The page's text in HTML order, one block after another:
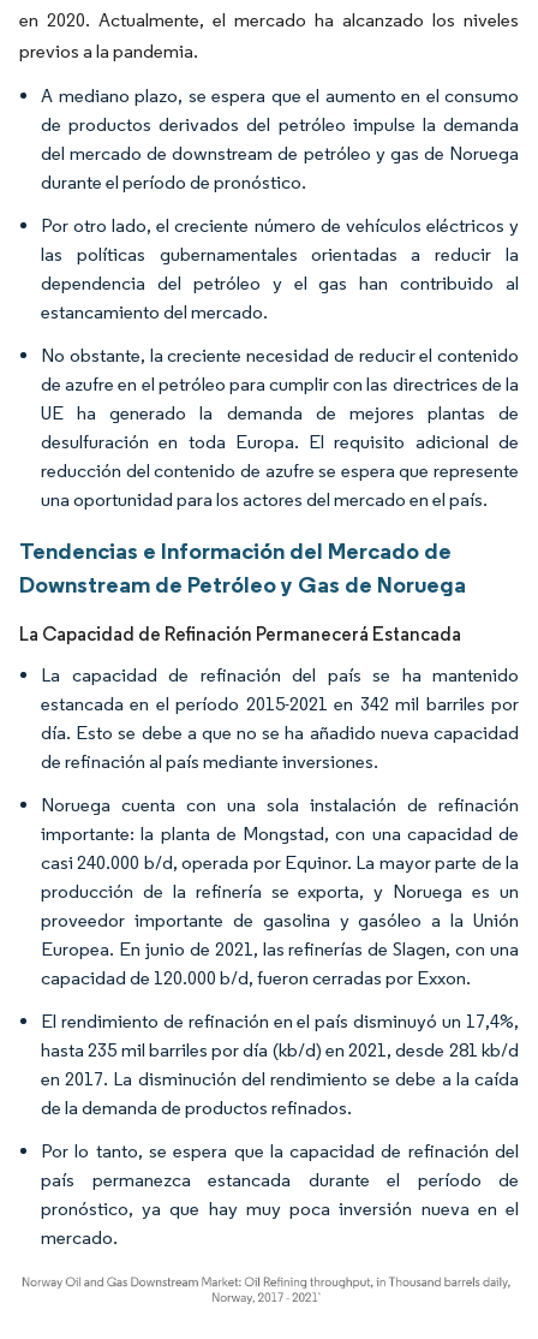
en 2020. Actualmente, el mercado ha alcanzado los niveles
previos a la pandemia.
A mediano plazo, se espera que el aumento en el consumo
de productos derivados del petróleo impulse la demanda
del mercado de downstream de petróleo y gas de Noruega
durante el período de pronóstico.
Por otro lado, el creciente número de vehículos eléctricos y
las políticas gubernamentales orientadas a reducir la
dependencia del petróleo y el gas han contribuido al
estancamiento del mercado.
No obstante, la creciente necesidad de reducir el contenido
de azufre en el petróleo para cumplir con las directrices de la
UE ha generado la demanda de mejores plantas de
desulfuración en toda Europa. El requisito adicional de
reducción del contenido de azufre se espera que represente
una oportunidad para los actores del mercado en el país.
Tendencias e Información del Mercado de
Downstream de Petróleo y Gas de Noruega
La Capacidad de Refinación Permanecerá Estancada
La capacidad de refinación del país se ha mantenido
estancada en el período 2015-2021 en 342 mil barriles por
día. Esto se debe a que no se ha añadido nueva capacidad
de refinación al país mediante inversiones.
Noruega cuenta con una sola instalación de refinación
importante: la planta de Mongstad, con una capacidad de
casi 240.000 b/d, operada por Equinor. La mayor parte de la
producción de la refinería se exporta, y Noruega es un
proveedor importante de gasolina y gasóleo a la Unión
Europea. En junio de 2021, las refinerías de Slagen, con una
capacidad de 120.000 b/d, fueron cerradas por Exxon.
El rendimiento de refinación en el país disminuyó un 17,4%,
hasta 235 mil barriles por día (kb/d) en 2021, desde 281 kb/d
en 2017. La disminución del rendimiento se debe a la caída
de la demanda de productos refinados.
Por lo tanto, se espera que la capacidad de refinación del
país permanezca estancada durante el período de
pronóstico, ya que hay muy poca inversión nueva en el
mercado.